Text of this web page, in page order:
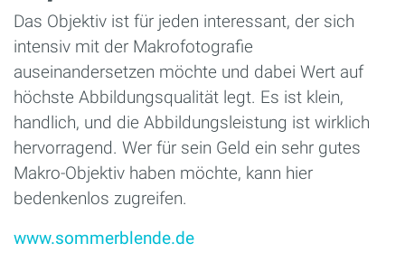
Das Objektiv ist für jeden interessant, der sich
intensiv mit der Makrofotografie
auseinandersetzen möchte und dabei Wert auf
höchste Abbildungsqualität legt. Es ist klein,
handlich, und die Abbildungsleistung ist wirklich
hervorragend. Wer für sein Geld ein sehr gutes
Makro-Objektiv haben möchte, kann hier
bedenkenlos zugreifen.
www.sommerblende.de